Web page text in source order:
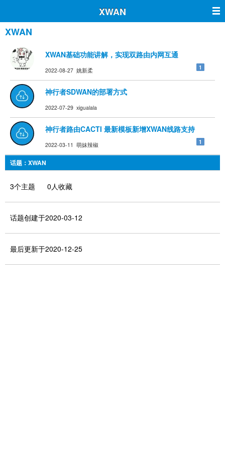
XWAN
XWAN
XWAN基础功能讲解，实现双路由内网互通
2022-08-27 姚新柔 1
神行者SDWAN的部署方式
2022-07-29 xigualala
神行者路由CACTI 最新模板新增XWAN线路支持
2022-03-11 萌妹辣椒 1
话题：XWAN
3个主题 0人收藏
话题创建于2020-03-12
最后更新于2020-12-25